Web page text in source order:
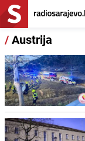
/Austrija